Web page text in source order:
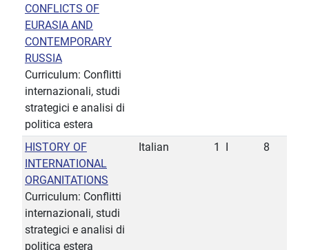
CONFLICTS OF
EURASIA AND
CONTEMPORARY
RUSSIA
Curriculum: Conflitti
internazionali, studi
strategici e analisi di
politica estera
HISTORY OF
INTERNATIONAL
ORGANITATIONS
Curriculum: Conflitti
internazionali, studi
strategici e analisi di
politica estera
Italian 1 8